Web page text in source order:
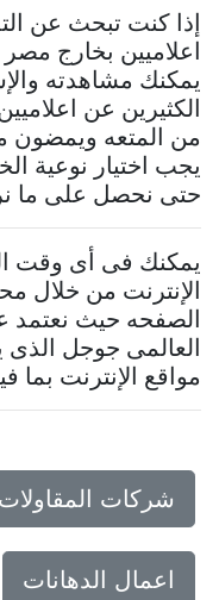
إذا كنت تبحث عن
اعلاميين بخارج
يمكنك مشاهدته
الكثيرين عن
من المتعه ويمضون
يجب اختيار نوعية
حتى نحصل على ما
يمكنك فى أى وقت
الإنترنت من خلال
الصفحه حيث نعتمد
العالمى جوجل الذى
مواقع الإنترنت بما
شركات
اعمال الدهانات